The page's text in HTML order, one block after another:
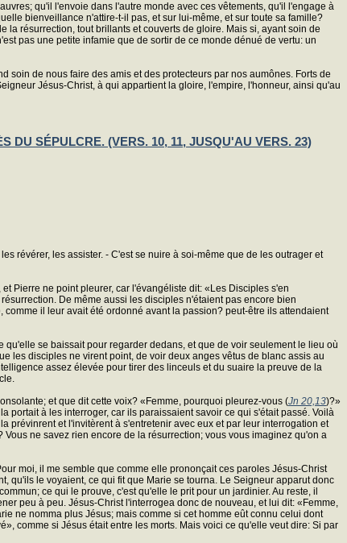
qu'il l'envoie dans l'autre monde avec ces vêtements, qu'il l'engage à
bienveillance n'attire-t-il pas, et sur lui-même, et sur toute sa famille?
résurrection, tout brillants et couverts de gloire. Mais si, ayant soin de
pas une petite infamie que de sortir de ce monde dénué de vertu: un
soin de nous faire des amis et des protecteurs par nos aumônes. Forts de
Jésus-Christ, à qui appartient la gloire, l'empire, l'honneur, ainsi qu'au
DU SÉPULCRE. (VERS. 10, 11, JUSQU'AU VERS. 23)
révérer, les assister. - C'est se nuire à soi-même que de les outrager et
Pierre ne point pleurer, car l'évangéliste dit: «Les Disciples s'en
De même aussi les disciples n'étaient pas encore bien
il leur avait été ordonné avant la passion? peut-être ils attendaient
se baissait pour regarder dedans, et que de voir seulement le lieu où
les disciples ne virent point, de voir deux anges vêtus de blanc assis au
assez élevée pour tirer des linceuls et du suaire la preuve de la
et que dit cette voix? «Femme, pourquoi pleurez-vous (Jn 20,13)?»
portait à les interroger, car ils paraissaient savoir ce qui s'était passé. Voilà
prévinrent et l'invitèrent à s'entretenir avec eux et par leur interrogation et
ne savez rien encore de la résurrection; vous vous imaginez qu'on a
moi, il me semble que comme elle prononçait ces paroles Jésus-Christ
qu'ils le voyaient, ce qui fit que Marie se tourna. Le Seigneur apparut donc
ce qui le prouve, c'est qu'elle le prit pour un jardinier. Au reste, il
peu à peu. Jésus-Christ l'interrogea donc de nouveau, et lui dit: «Femme,
ne nomma plus Jésus; mais comme si cet homme eût connu celui dont
comme si Jésus était entre les morts. Mais voici ce qu'elle veut dire: Si par